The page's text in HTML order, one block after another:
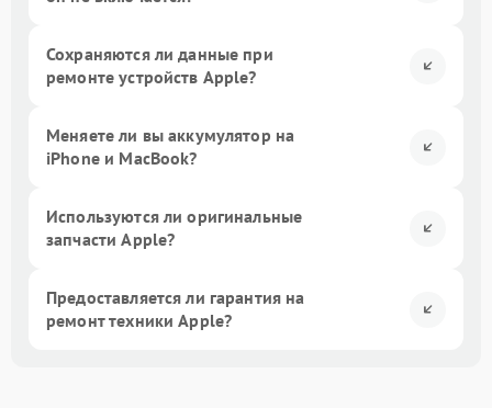
Сохраняются ли данные при
ремонте устройств Apple?
Меняете ли вы аккумулятор на
iPhone и MacBook?
Используются ли оригинальные
запчасти Apple?
Предоставляется ли гарантия на
ремонт техники Apple?